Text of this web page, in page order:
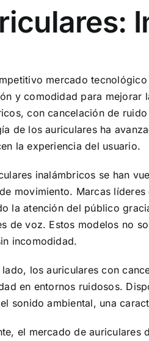
mercado
y comodidad para mejorar
con cancelación de
de los auriculares ha
la experiencia del usuario.
inalámbricos se han
movimiento. Marcas
la atención del público
de voz. Estos modelos no
incomodidad.
los auriculares con
en entornos ruidosos.
sonido ambiental, una
el mercado de